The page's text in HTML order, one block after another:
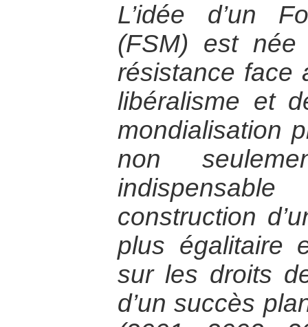
L’idée d’un
(FSM) est née
résistance face
libéralisme et
mondialisation
non
construction
plus égalitaire
sur les droits
d’un succès